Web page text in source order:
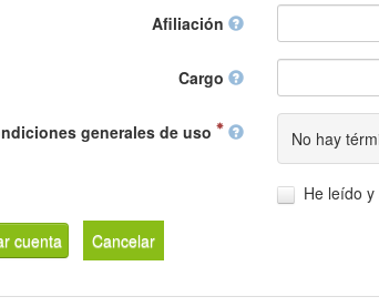
Afiliación
Cargo
generales de uso No hay
He leído
cuenta Cancelar